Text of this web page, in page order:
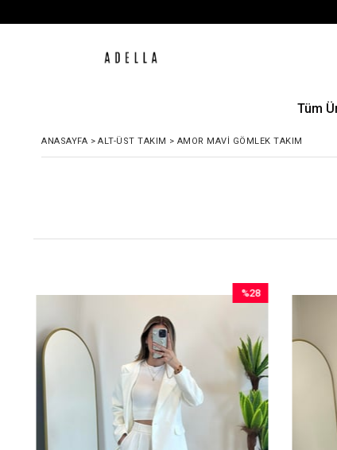
Tüm
ANASAYFA > ALT-ÜST TAKIM > AMOR MAVI GÖMLEK TAKIM
%28
%28İndirim